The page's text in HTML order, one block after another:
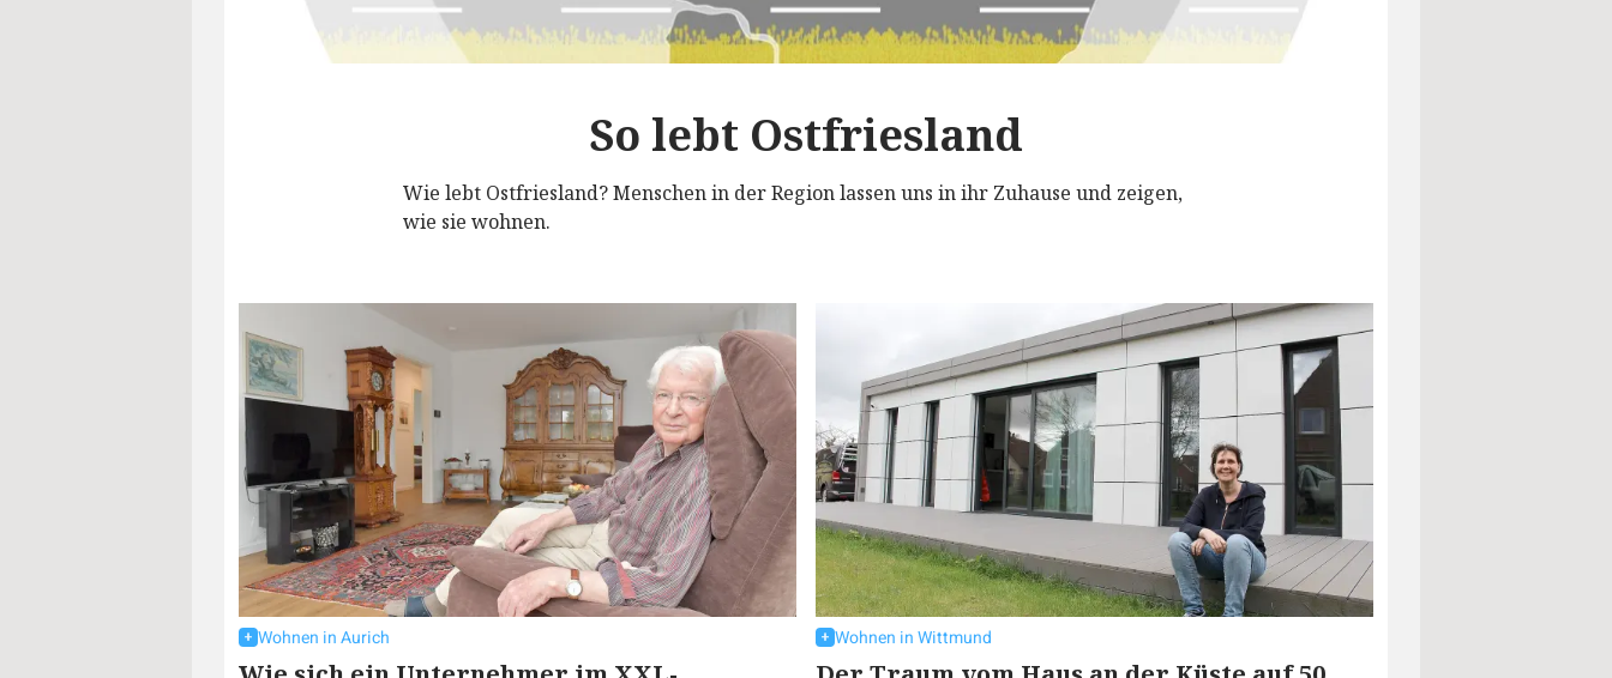
So lebt Ostfriesland
Wie lebt Ostfriesland? Menschen in der Region lassen uns in ihr Zuhause und zeigen,
wie sie wohnen.
Wohnen in Aurich Wohnen in Wittmund